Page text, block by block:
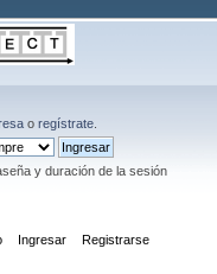
o regístrate
y duración de la sesión
Ingresar Registrarse